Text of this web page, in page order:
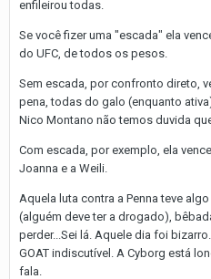
enfileirou todas.
Se você fizer uma "escada" ela
do UFC, de todos os pesos.
Sem escada, por confronto direto,
pena, todas do galo (enquanto
Nico Montano não temos duvida
Com escada, por exemplo, ela
Joanna e a Weili.
Aquela luta contra a Penna teve
(alguém deve ter a drogado),
perder...Sei lá. Aquele dia foi
GOAT indiscutível. A Cyborg está
fala.